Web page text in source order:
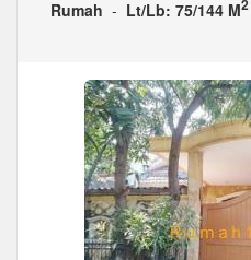
Rumah - Lt/Lb: 75/144 M2